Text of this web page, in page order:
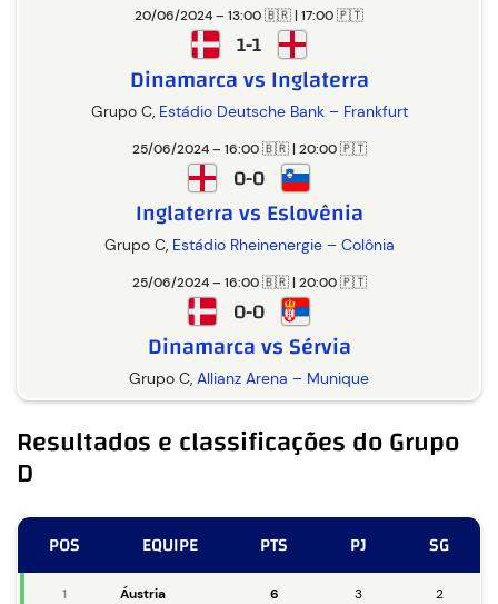
20/06/2024 – 13:00 🇧🇷 | 17:00 🇵🇹
Grupo C, Estádio Deutsche Bank – Frankfurt
1-1
Dinamarca vs Inglaterra
25/06/2024 – 16:00 🇧🇷 | 20:00 🇵🇹
Grupo C, Estádio Rheinenergie – Colônia
0-0
Inglaterra vs Eslovênia
25/06/2024 – 16:00 🇧🇷 | 20:00 🇵🇹
Grupo C, Allianz Arena – Munique
0-0
Dinamarca vs Sérvia
Resultados e classificações do Grupo
D
POS EQUIPE PTS PJ SG
1 Áustria 6 3 2